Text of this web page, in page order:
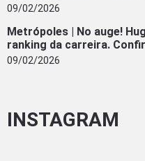
09/02/2026
Metrópoles | No auge!
ranking da carreira.
09/02/2026
INSTAGRAM